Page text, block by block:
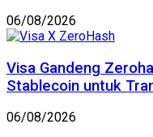
06/08/2026
Visa Gandeng
Stablecoin untuk
06/08/2026